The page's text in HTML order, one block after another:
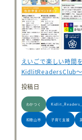
えいごで楽しい時間
KidlitReadersClub
投稿日
わかつく
和歌山市 子育て支援